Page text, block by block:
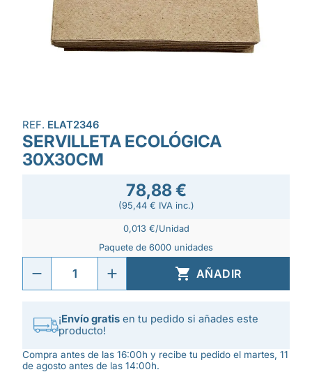
REF. ELAT2346
SERVILLETA ECOLÓGICA
30X30CM
78,88 €
(95,44 € IVA inc.)
0,013 €/Unidad
Paquete de 6000 unidades
 AÑADIR
¡Envío gratis en tu pedido si añades este
producto!
Compra antes de las 16:00h y recibe tu pedido el martes, 11
de agosto antes de las 14:00h.